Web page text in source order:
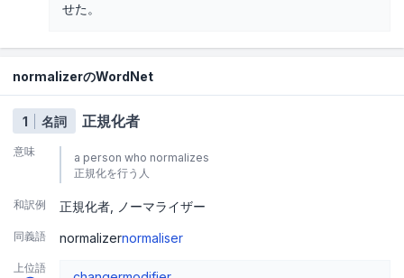
せた。
normalizerのWordNet
1 名詞 正規化者
意味
a person who normalizes
正規化を行う人
和訳例 正規化者 ノーマライザー
同義語 normalizernormaliser
上位語